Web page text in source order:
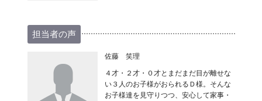
担当者の声
佐藤 笑理
４才・２才・０才とまだまだ目が離せな
い３人のお子様がおられるＤ様。そんな
お子様達を見守りつつ、安心して家事・